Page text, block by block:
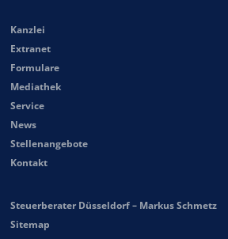
Kanzlei
Extranet
Formulare
Mediathek
Service
News
Stellenangebote
Kontakt
Steuerberater Düsseldorf – Markus Schmetz
Sitemap